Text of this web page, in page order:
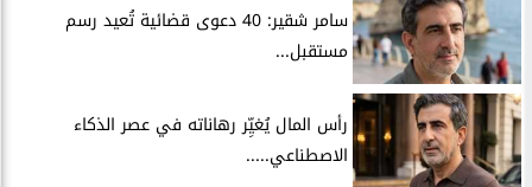
سامر شقير: 40 دعوى قضائية تُعيد رسم
مستقبل...
رأس المال يُغيِّر رهاناته في عصر الذكاء
الاصطناعي.....